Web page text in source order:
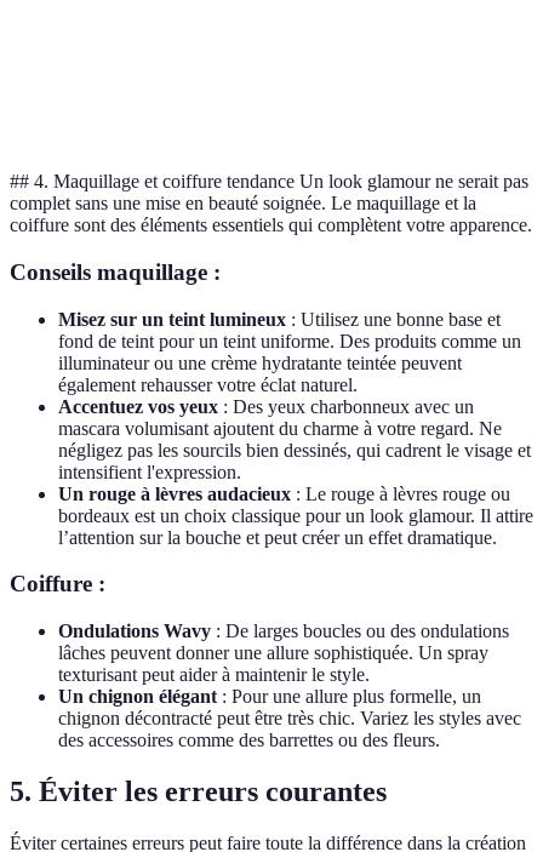
## 4. Maquillage et coiffure tendance Un look glamour ne serait pas
complet sans une mise en beauté soignée. Le maquillage et la
coiffure sont des éléments essentiels qui complètent votre apparence.
Conseils maquillage :
Misez sur un teint lumineux : Utilisez une bonne base et
fond de teint pour un teint uniforme. Des produits comme un
illuminateur ou une crème hydratante teintée peuvent
également rehausser votre éclat naturel.
Accentuez vos yeux : Des yeux charbonneux avec un
mascara volumisant ajoutent du charme à votre regard. Ne
négligez pas les sourcils bien dessinés, qui cadrent le visage et
intensifient l'expression.
Un rouge à lèvres audacieux : Le rouge à lèvres rouge ou
bordeaux est un choix classique pour un look glamour. Il attire
l’attention sur la bouche et peut créer un effet dramatique.
Coiffure :
Ondulations Wavy : De larges boucles ou des ondulations
lâches peuvent donner une allure sophistiquée. Un spray
texturisant peut aider à maintenir le style.
Un chignon élégant : Pour une allure plus formelle, un
chignon décontracté peut être très chic. Variez les styles avec
des accessoires comme des barrettes ou des fleurs.
5. Éviter les erreurs courantes
Éviter certaines erreurs peut faire toute la différence dans la création